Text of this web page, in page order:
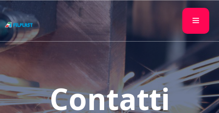
Contatti